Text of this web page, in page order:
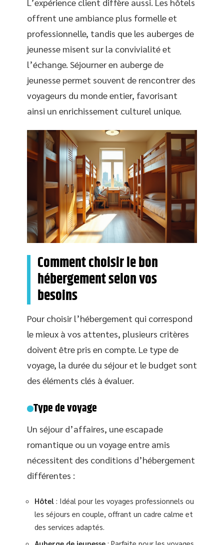
offrent une ambiance plus formelle et
professionnelle, tandis que les auberges de
jeunesse misent sur la convivialité et
l’échange. Séjourner en auberge de
jeunesse permet souvent de rencontrer des
voyageurs du monde entier, favorisant
ainsi un enrichissement culturel unique.
Comment choisir le bon
hébergement selon vos
besoins
Pour choisir l’hébergement qui correspond
le mieux à vos attentes, plusieurs critères
doivent être pris en compte. Le type de
voyage, la durée du séjour et le budget sont
des éléments clés à évaluer.
Type de voyage
Un séjour d’affaires, une escapade
romantique ou un voyage entre amis
nécessitent des conditions d’hébergement
différentes :
Hôtel : Idéal pour les voyages professionnels ou
les séjours en couple, offrant un cadre calme et
des services adaptés.